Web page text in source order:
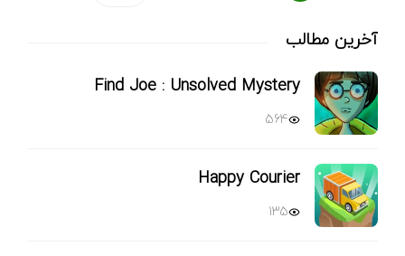
آخرین مطالب
Find Joe : Unsolved Mystery
564
Happy Courier
135